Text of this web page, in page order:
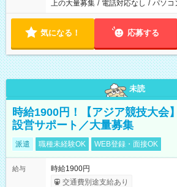
上の大量募集 / 電話対応なし / パソコ
気になる！ 応募する
未読
時給1900円！【アジア競技大会
設営サポート／大量募集
派遣 職種未経験OK WEB登録・面接OK
給与
時給1900円
交通費別途支給あり